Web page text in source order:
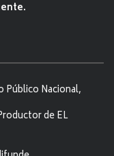
Público Nacional,
de EL